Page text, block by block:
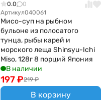
0.0
0
Артикул040061
Мисо-суп на рыбном
бульоне из полосатого
тунца, рыбы карей и
морского леща Shinsyu-Ichi
Miso, 128г 8 порций Япония
В наличии
219 ₽
197₽
В корзину